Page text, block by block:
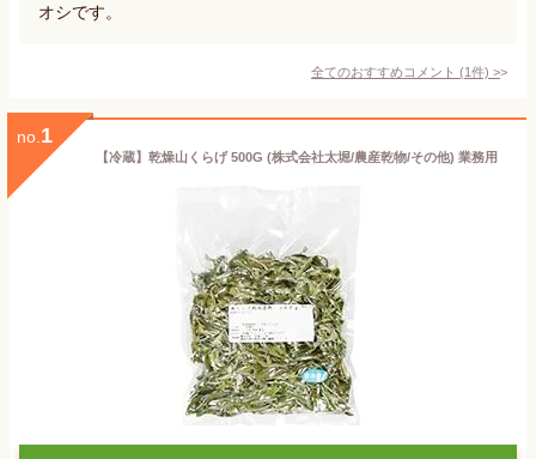
オシです。
全てのおすすめコメント (1件) >
no. 1
【冷蔵】乾燥山くらげ 500G (株式会社太堀/農産乾物/その他) 業務用